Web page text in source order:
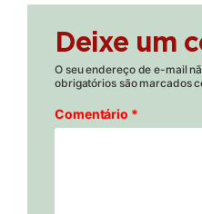
Deixe um
O seu endereço de e-mail
obrigatórios são marcados
Comentário *